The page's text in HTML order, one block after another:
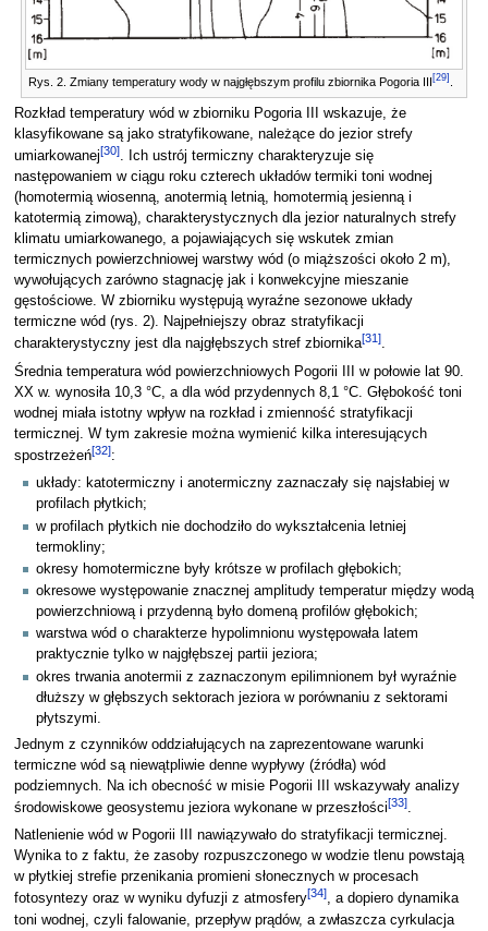
Rys. 2. Zmiany temperatury wody w najgłębszym profilu zbiornika Pogoria III [29]
Rozkład temperatury wód w zbiorniku Pogoria III wskazuje, że
klasyfikowane są jako stratyfikowane, należące do jezior strefy
umiarkowanej[30]. Ich ustrój termiczny charakteryzuje się
następowaniem w ciągu roku czterech układów termiki toni wodnej
(homotermią wiosenną, anotermią letnią, homotermią jesienną i
katotermią zimową), charakterystycznych dla jezior naturalnych strefy
klimatu umiarkowanego, a pojawiających się wskutek zmian
termicznych powierzchniowej warstwy wód (o miąższości około 2 m),
wywołujących zarówno stagnację jak i konwekcyjne mieszanie
gęstościowe. W zbiorniku występują wyraźne sezonowe układy
termiczne wód (rys. 2). Najpełniejszy obraz stratyfikacji
charakterystyczny jest dla najgłębszych stref zbiornika[31 ].
Średnia temperatura wód powierzchniowych Pogorii III w połowie lat 90.
XX w. wynosiła 10,3 °C, a dla wód przydennych 8,1 °C. Głębokość toni
wodnej miała istotny wpływ na rozkład i zmienność stratyfikacji
termicznej. W tym zakresie można wymienić kilka interesujących
spostrzeżeń[32]:
układy: katotermiczny i anotermiczny zaznaczały się najsłabiej w
profilach płytkich;
w profilach płytkich nie dochodziło do wykształcenia letniej
termokliny;
okresy homotermiczne były krótsze w profilach głębokich;
okresowe występowanie znacznej amplitudy temperatur między wodą
powierzchniową i przydenną było domeną profilów głębokich;
warstwa wód o charakterze hypolimnionu występowała latem
praktycznie tylko w najgłębszej partii jeziora;
okres trwania anotermii z zaznaczonym epilimnionem był wyraźnie
dłuższy w głębszych sektorach jeziora w porównaniu z sektorami
płytszymi.
Jednym z czynników oddziałujących na zaprezentowane warunki
termiczne wód są niewątpliwie denne wypływy (źródła) wód
podziemnych. Na ich obecność w misie Pogorii III wskazywały analizy
środowiskowe geosystemu jeziora wykonane w przeszłości[33].
Natlenienie wód w Pogorii III nawiązywało do stratyfikacji termicznej.
Wynika to z faktu, że zasoby rozpuszczonego w wodzie tlenu powstają
w płytkiej strefie przenikania promieni słonecznych w procesach
fotosyntezy oraz w wyniku dyfuzji z atmosfery[34], a dopiero dynamika
toni wodnej, czyli falowanie, przepływ prądów, a zwłaszcza cyrkulacja